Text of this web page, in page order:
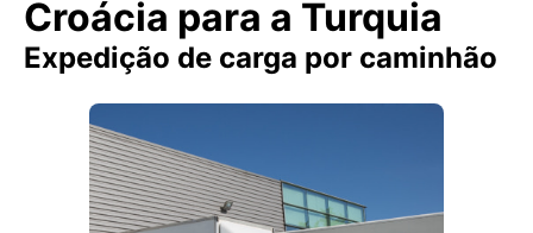
Croácia para a Turquia
Expedição de carga por caminhão